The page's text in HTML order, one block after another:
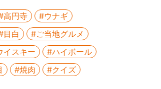
高円寺
#ウナギ
目白
#ご当地グルメ
イスキー
#ハイボール
#焼肉 #クイズ